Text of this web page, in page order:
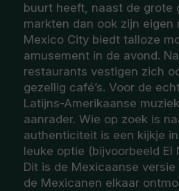
buurt heeft, naast de grote
markten dan ook zijn eigen
Mexico City biedt talloze
amusement in de avond.
restaurants vestigen zich
gezellig café’s. Voor de
Latijns-Amerikaanse
aanrader. Wie op zoek is
authenticiteit is een kijkje
leuke optie (bijvoorbeeld El
Dit is de Mexicaanse
de Mexicanen elkaar